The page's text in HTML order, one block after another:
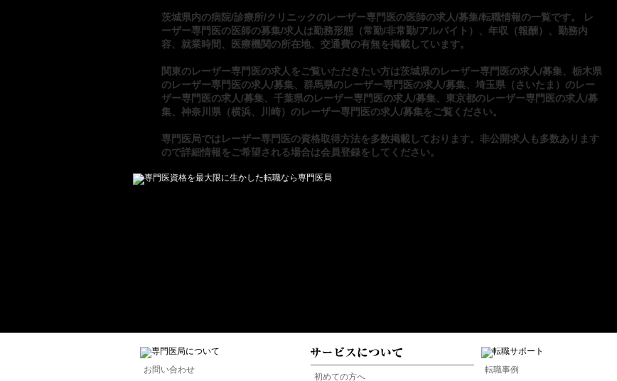
茨城県内の病院/診療所/クリニックのレーザー専門医の医師の求人/募集/転職情報の一覧です。 レ
ーザー専門医の医師の募集/求人は勤務形態（常勤/非常勤/アルバイト）、年収（報酬）、勤務内
容、就業時間、医療機関の所在地、交通費の有無を掲載しています。
関東のレーザー専門医の求人をご覧いただきたい方は茨城県のレーザー専門医の求人/募集
栃木県
のレーザー専門医の求人/募集
群馬県のレーザー専門医の求人/募集
埼玉県（さいたま）のレー
ザー専門医の求人/募集
千葉県のレーザー専門医の求人/募集
東京都のレーザー専門医の求人/募
集
神奈川県（横浜、川崎）のレーザー専門医の求人/募集をご覧ください。
専門医局ではレーザー専門医の資格取得方法を多数掲載しております。非公開求人も多数あります
ので詳細情報をご希望される場合は会員登録をしてください。
お問い合わせ
初めての方へ
転職事例